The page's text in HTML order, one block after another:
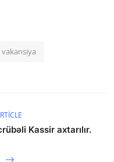
Kassir axtarılır.